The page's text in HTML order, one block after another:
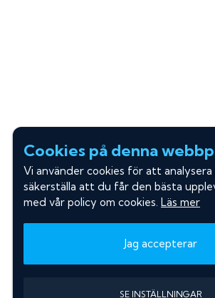
Cookies på denna
Vi använder cookies för att
säkerställa att du får den bästa
med vår policy om cookies. Läs mer
Jag accepterar
SE INSTÄLLNINGAR